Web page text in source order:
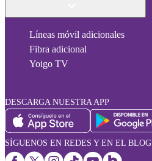
Líneas móvil adicionales
Fibra adicional
Yoigo TV
DESCARGA NUESTRA APP
SÍGUENOS EN REDES Y EN EL BLOG